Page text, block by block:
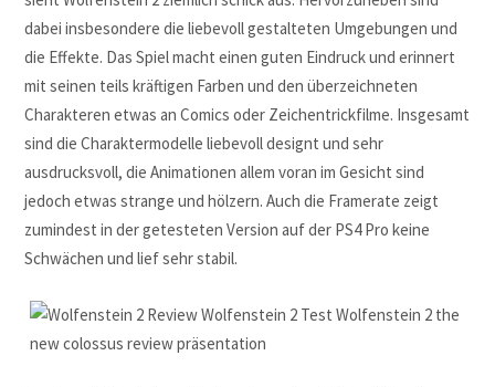
dabei insbesondere die liebevoll gestalteten Umgebungen und
die Effekte. Das Spiel macht einen guten Eindruck und erinnert
mit seinen teils kräftigen Farben und den überzeichneten
Charakteren etwas an Comics oder Zeichentrickfilme. Insgesamt
sind die Charaktermodelle liebevoll designt und sehr
ausdrucksvoll, die Animationen allem voran im Gesicht sind
jedoch etwas strange und hölzern. Auch die Framerate zeigt
zumindest in der getesteten Version auf der PS4 Pro keine
Schwächen und lief sehr stabil.